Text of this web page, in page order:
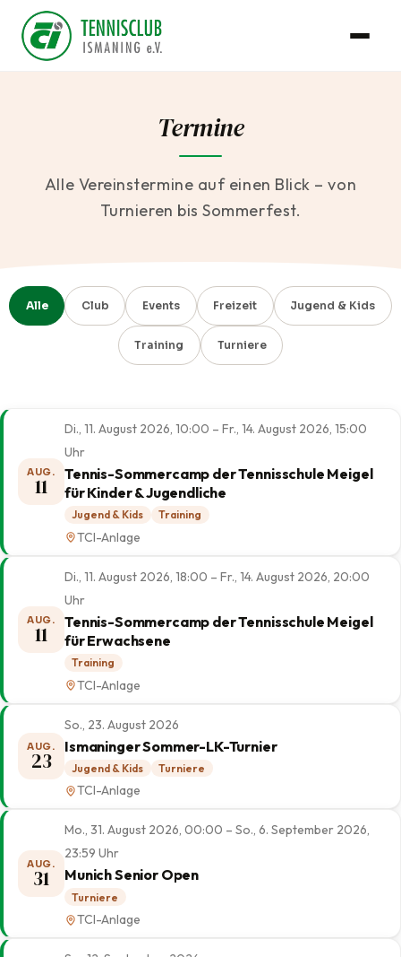
Termine
Alle Vereinstermine auf einen Blick – von
Turnieren bis Sommerfest.
Alle Club Events Freizeit Jugend & Kids
Training Turniere
AUG.
11
Di., 11. August 2026, 10:00 – Fr., 14. August 2026, 15:00
Uhr
Tennis-Sommercamp der Tennisschule Meigel
für Kinder & Jugendliche
Jugend & Kids Training
TCI-Anlage
AUG.
11
Di., 11. August 2026, 18:00 – Fr., 14. August 2026, 20:00
Uhr
Tennis-Sommercamp der Tennisschule Meigel
für Erwachsene
Training
TCI-Anlage
AUG.
23
So., 23. August 2026
Ismaninger Sommer-LK-Turnier
Jugend & Kids Turniere
TCI-Anlage
AUG.
31
Mo., 31. August 2026, 00:00 – So., 6. September 2026,
23:59 Uhr
Munich Senior Open
Turniere
TCI-Anlage